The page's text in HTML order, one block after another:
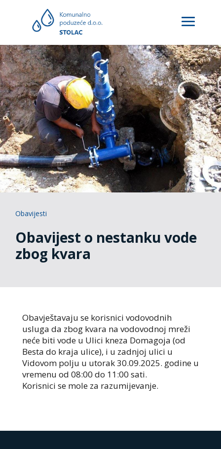
Obavijesti
Obavijest o nestanku vode
zbog kvara
Obavještavaju se korisnici vodovodnih
usluga da zbog kvara na vodovodnoj mreži
neće biti vode u Ulici kneza Domagoja (od
Besta do kraja ulice), i u zadnjoj ulici u
Vidovom polju u utorak 30.09.2025. godine u
vremenu od 08:00 do 11:00 sati.
Korisnici se mole za razumijevanje.